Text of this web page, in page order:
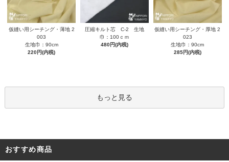
仮縫い用シーチング・薄地 2
003
生地巾：90cm
220円(内税)
圧縮キルト芯 C-2 生地
巾：100ｃｍ
480円(内税)
仮縫い用シーチング・厚地 2
023
生地巾：90cm
285円(内税)
もっと見る
おすすめ商品